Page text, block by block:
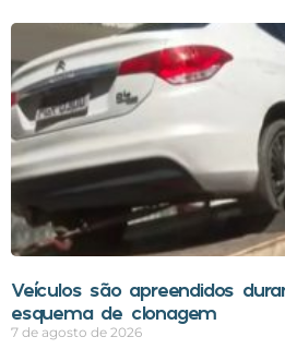
Veículos são apreendidos
esquema de clonagem
7 de agosto de 2026